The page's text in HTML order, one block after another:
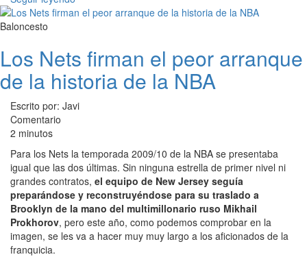
Baloncesto
Los Nets firman el peor arranque
de la historia de la NBA
Escrito por: Javi
Comentario
2 minutos
Para los Nets la temporada 2009/10 de la NBA se presentaba
igual que las dos últimas. Sin ninguna estrella de primer nivel ni
grandes contratos, el equipo de New Jersey seguía
preparándose y reconstruyéndose para su traslado a
Brooklyn de la mano del multimillonario ruso Mikhail
Prokhorov, pero este año, como podemos comprobar en la
imagen, se les va a hacer muy muy largo a los aficionados de la
franquicia.